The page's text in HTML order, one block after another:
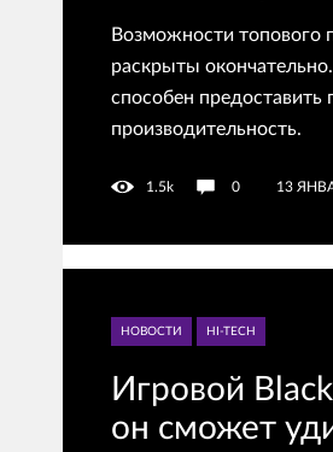
Возможности топового
раскрыты
способен
производительность.
1.5k 0 13
НОВОСТИ HI-TECH
Игровой
он сможет